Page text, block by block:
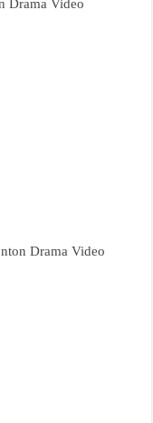
Drama Video
Drama Video